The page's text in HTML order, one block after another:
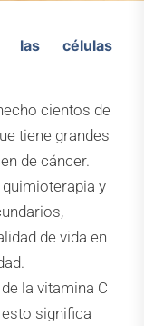
las células
cientos de
tiene grandes
de cáncer.
y
de vida en
la vitamina C
significa